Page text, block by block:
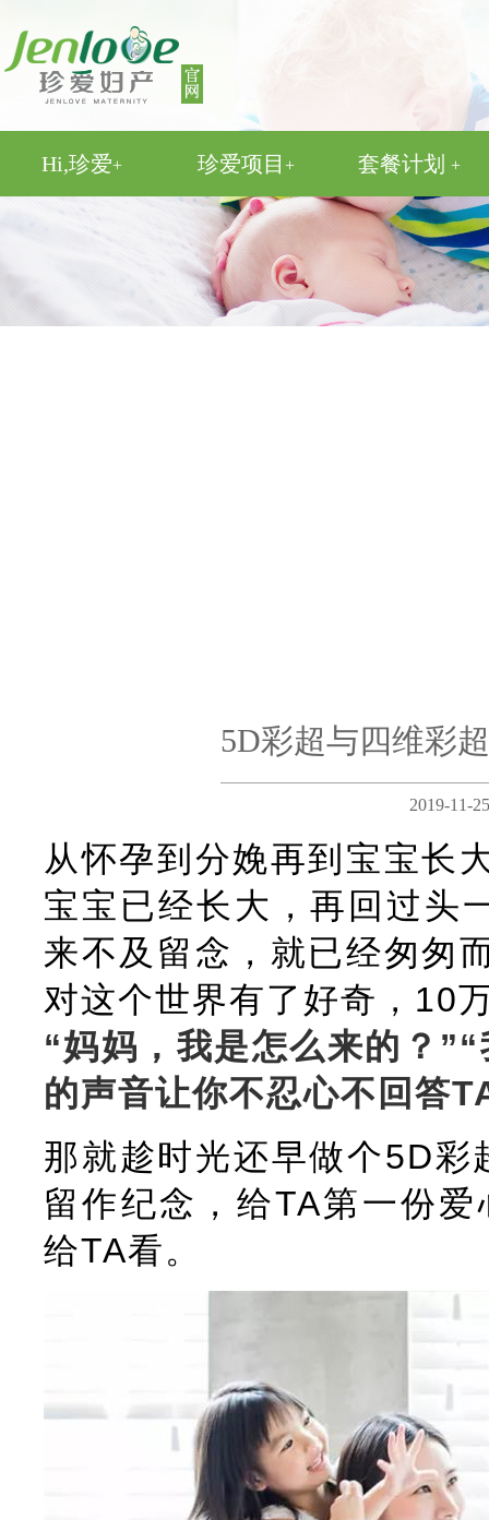
Hi,珍爱+
医院环境
专家团队
珍爱项目 +
孕产服务项目
套餐计划 +
剖宫产套餐
顺产套餐
产检时间表
5D彩超与四维彩
2019-11-
从怀孕到分娩再到宝宝长
宝宝已经长大，再回过头
来不及留念，就已经匆匆
对这个世界有了好奇，10
“妈妈，我是怎么来的？
的声音让你不忍心不回答
那就趁时光还早做个5D
留作纪念，给TA第一份
给TA看。